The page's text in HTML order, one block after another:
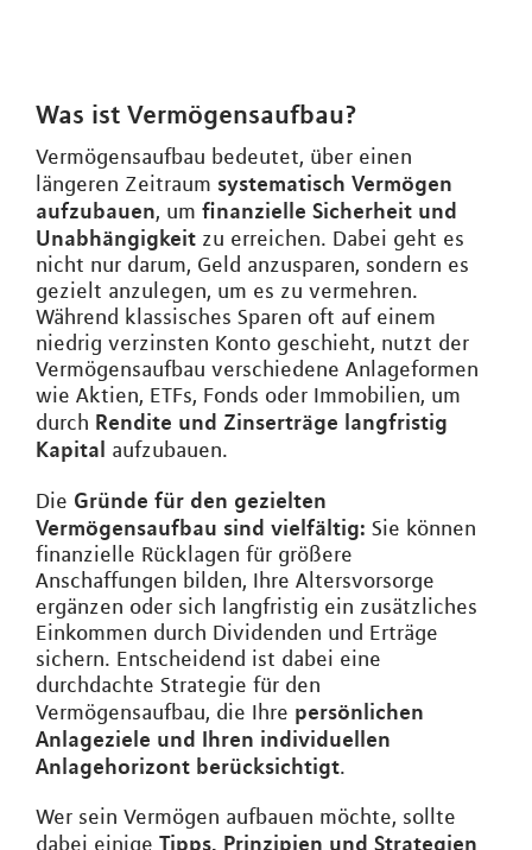
Was ist Vermögensaufbau?
Vermögensaufbau bedeutet, über einen
längeren Zeitraum systematisch Vermögen
aufzubauen, um finanzielle Sicherheit und
Unabhängigkeit zu erreichen. Dabei geht es
nicht nur darum, Geld anzusparen, sondern es
gezielt anzulegen, um es zu vermehren.
Während klassisches Sparen oft auf einem
niedrig verzinsten Konto geschieht, nutzt der
Vermögensaufbau verschiedene Anlageformen
wie Aktien, ETFs, Fonds oder Immobilien, um
durch Rendite und Zinserträge langfristig
Kapital aufzubauen.
Die Gründe für den gezielten
Vermögensaufbau sind vielfältig: Sie können
finanzielle Rücklagen für größere
Anschaffungen bilden, Ihre Altersvorsorge
ergänzen oder sich langfristig ein zusätzliches
Einkommen durch Dividenden und Erträge
sichern. Entscheidend ist dabei eine
durchdachte Strategie für den
Vermögensaufbau, die Ihre persönlichen
Anlageziele und Ihren individuellen
Anlagehorizont berücksichtigt.
Wer sein Vermögen aufbauen möchte, sollte
dabei einige Tipps, Prinzipien und Strategien